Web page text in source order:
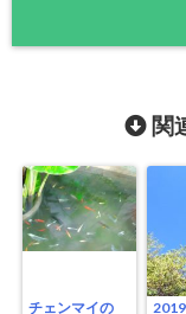
関
チェンマイの